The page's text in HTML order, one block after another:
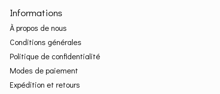
Informations
À propos de nous
Conditions générales
Politique de confidentialité
Modes de paiement
Expédition et retours